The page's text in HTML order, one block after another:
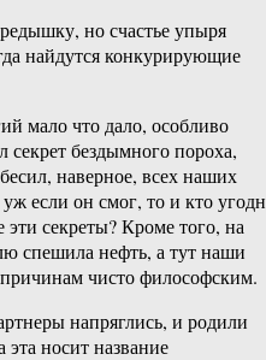
но счастье упыря
найдутся конкурирующие
мало что дало, особливо
секрет бездымного пороха,
наверное, всех наших
если он смог, то и кто
секреты? Кроме того, на
спешила нефть, а тут наши
чисто философским.
напряглись, и родили
носит название